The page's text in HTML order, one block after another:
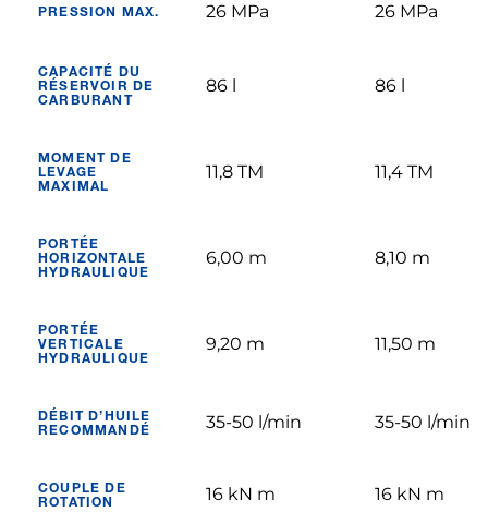
PRESSION MAX. 26 MPa 26 MPa
CAPACITÉ DU
RÉSERVOIR DE
CARBURANT
86 l 86 l
MOMENT DE
LEVAGE
MAXIMAL
11,8 TM 11,4 TM
PORTÉE
HORIZONTALE
HYDRAULIQUE
6,00 m 8,10 m
PORTÉE
VERTICALE
HYDRAULIQUE
9,20 m 11,50 m
DÉBIT D’HUILE
RECOMMANDÉ
35-50 l/min 35-50 l/min
COUPLE DE
ROTATION
16 kN m 16 kN m